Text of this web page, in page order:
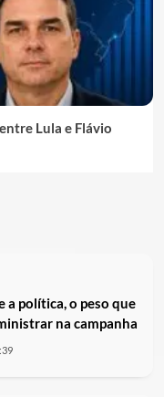
Lula e Flávio
a política, o peso que
na campanha